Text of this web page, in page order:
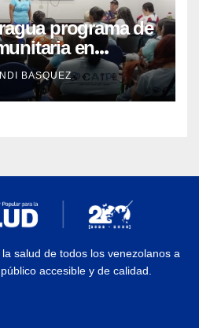
programa de
en
con
BASQUEZ
salud de todos los venezolanos a
accesible y de calidad.